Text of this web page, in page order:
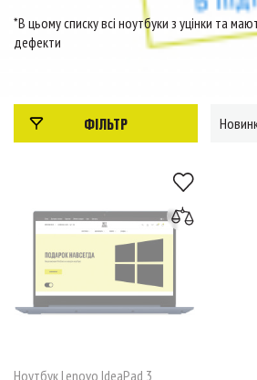
*В цьому списку всі ноутбуки з уцінки та
дефекти
ФІЛЬТР
Ноутбук Lenovo IdeaPad 3